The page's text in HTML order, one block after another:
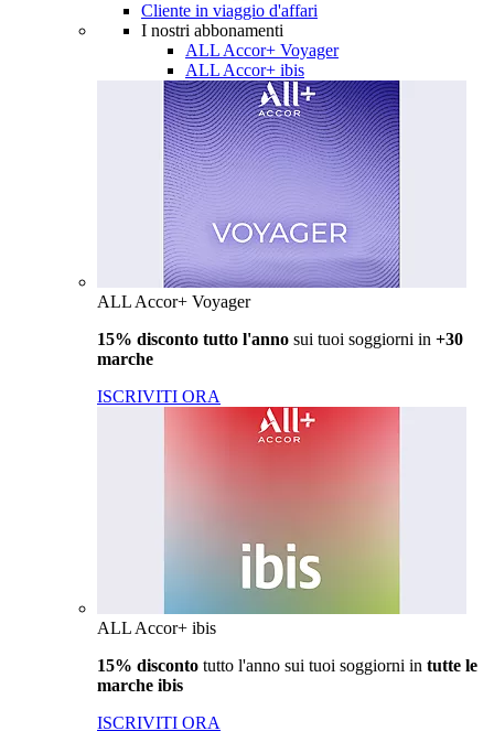
Cliente in viaggio d'affari
I nostri abbonamenti
ALL Accor+ Voyager
ALL Accor+ ibis
ALL Accor+ Voyager
15% disconto tutto l'anno sui tuoi soggiorni in +30
marche
ISCRIVITI ORA
ALL Accor+ ibis
15% disconto tutto l'anno sui tuoi soggiorni in tutte le
marche ibis
ISCRIVITI ORA